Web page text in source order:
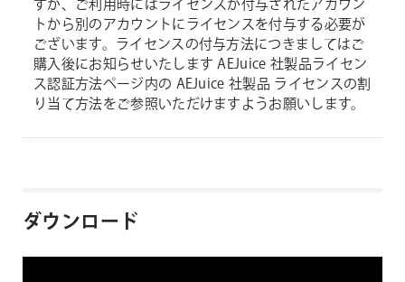
すが、ご利用時にはライセンスが付与されたアカウン
トから別のアカウントにライセンスを付与する必要が
ございます。ライセンスの付与方法につきましてはご
購入後にお知らせいたします AEJuice 社製品ライセン
ス認証方法ページ内の AEJuice 社製品 ライセンスの割
り当て方法をご参照いただけますようお願いします。
ダウンロード